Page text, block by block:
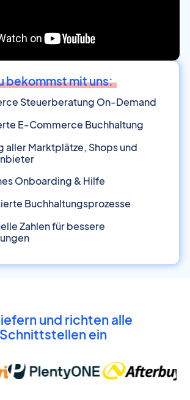
bekommst mit uns:
Steuerberatung On-Demand
E-Commerce Buchhaltung
aller Marktplätze, Shops und
Onboarding & Hilfe
Buchhaltungsprozesse
Zahlen für bessere
und richten alle
Schnittstellen ein